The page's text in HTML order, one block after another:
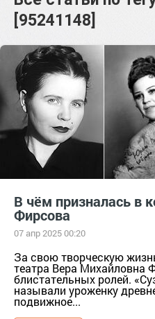
[95241148]
В чём призналась в
Фирсова
07 апр 2025 00:20
За свою творческую
театра Вера Михайловна
блистательных ролей.
называли уроженку
подвижное...